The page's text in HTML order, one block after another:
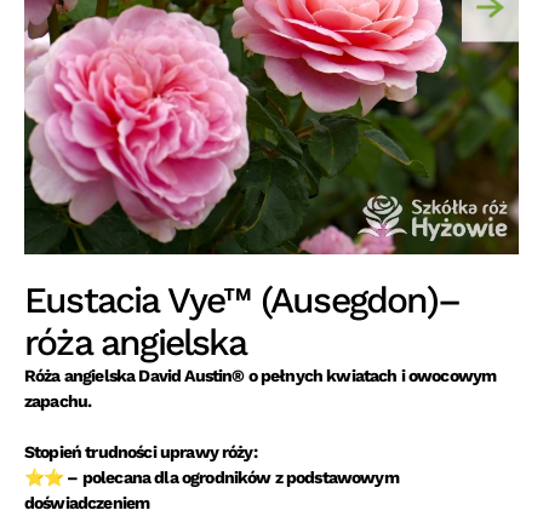
Eustacia Vye™ (Ausegdon)–
róża angielska
Róża angielska David Austin® o pełnych kwiatach i owocowym
zapachu.
Stopień trudności uprawy róży:
⭐⭐ – polecana dla ogrodników z podstawowym
doświadczeniem